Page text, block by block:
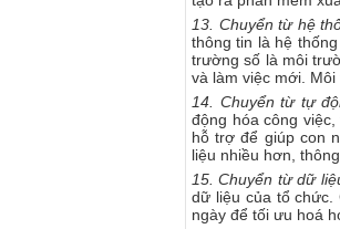
13. Chuyển từ hệ
thông tin là hệ
trường số là môi
và làm việc mới.
14. Chuyển từ tự
động hóa công
hỗ trợ để giúp con
liệu nhiều hơn,
15. Chuyển từ dữ
dữ liệu của tổ chức.
ngày để tối ưu hoá